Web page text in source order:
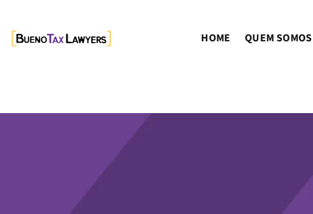
HOME QUEM SOMOS